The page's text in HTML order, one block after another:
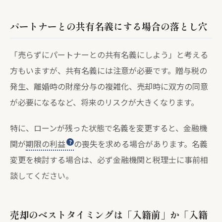
パートナーとの共有名義にする場合の落とし穴
「売らずにパートナーとの共有名義にしよう」と考える
方もいますが、共有名義には注意が必要です。贈与税の
発生、離婚時の財産分与の複雑化、売却時に双方の同意
が必要になるなど、将来のリスクが大きくなります。
特に、ローンが残った状態で名義を変更すると、金融機
関が期限の利益
の喪失を求める場合があります。名義
変更を検討する場合は、必ず金融機関と税理士に事前相
談してください。
売却のベストタイミングは「入籍前」か「入籍